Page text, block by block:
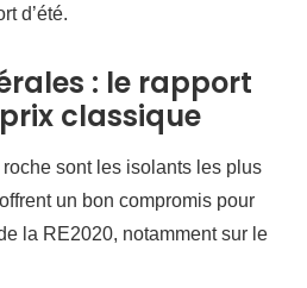
d’été.
: le rapport
classique
sont les isolants les plus
un bon compromis pour
la RE2020, notamment sur le